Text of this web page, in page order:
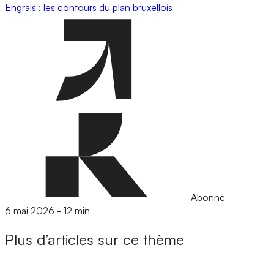
Engrais : les contours du plan bruxellois
Abonné
6 mai 2026 - 12 min
Plus d’articles sur ce thème